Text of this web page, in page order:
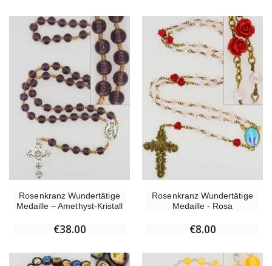
Rosenkranz Wundertätige
Medaille – Amethyst-Kristall
€38.00
Rosenkranz Wundertätige
Medaille - Rosa
€8.00